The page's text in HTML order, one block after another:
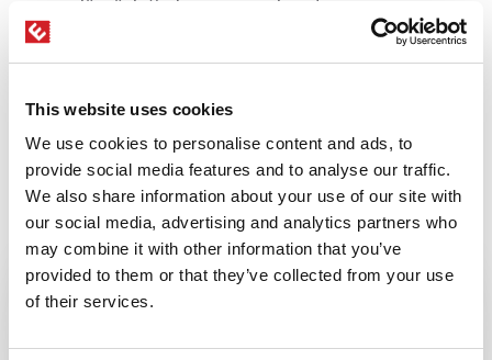
This website uses cookies
We use cookies to personalise content and ads, to
provide social media features and to analyse our traffic.
We also share information about your use of our site with
our social media, advertising and analytics partners who
may combine it with other information that you’ve
provided to them or that they’ve collected from your use
of their services.
läsnäolotiedon,yms…mukaan)
Tapahtumien esittäminen
verkkosivuilla